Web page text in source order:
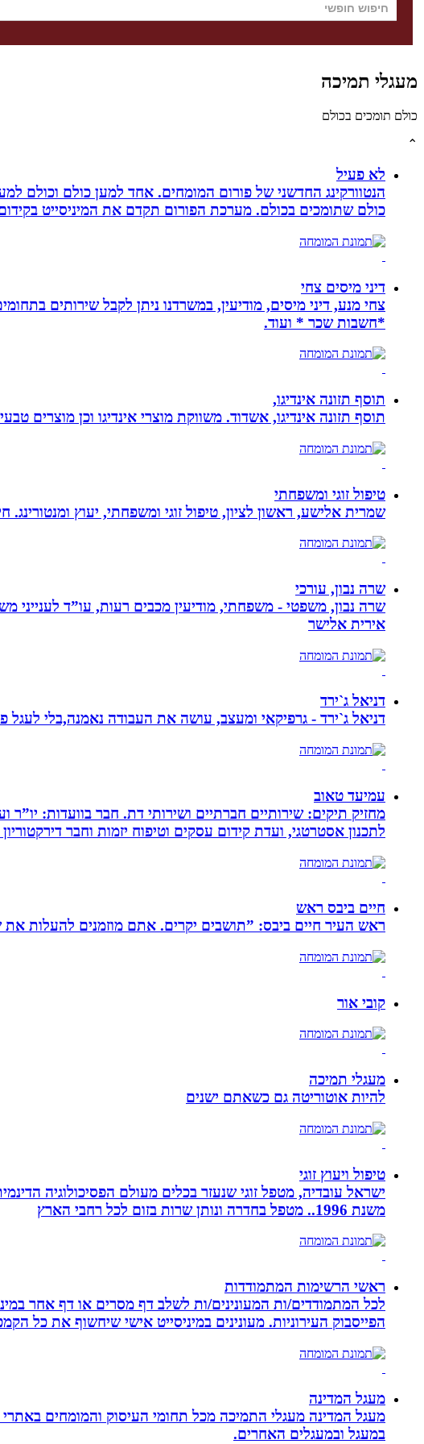
מעגלי תמיכה
כולם תומכים בכולם
⌃
לא פעיל
הנטוורקינג החדשני של פורום המומחים. אחד למען כולם
כולם שתומכים בכולם. מערכת הפורום תקדם את המיניסייט בקידום
דיני מיסים צחי
צחי מנע, דיני מיסים, מודיעין, במשרדנו ניתן לקבל שירותים
*חשבות שכר * ועוד.
תוסף תזונה אינדיגו,
תוסף תזונה אינדיגו, אשדוד. משווקת מוצרי אינדיגו וכן מוצרים
טיפול זוגי ומשפחתי
שמרית אלישע, ראשון לציון, טיפול זוגי ומשפחתי, יעוץ
שרה נבון, עורכי
שרה נבון, משפטי - משפחתי, מודיעין מכבים רעות, עו”ד
אירית אלישר
דניאל ג`ירד
דניאל ג`ירד - גרפיקאי ומעצב, עושה את העבודה נאמנה,בלי לעגל
עמיעד טאוב
מחזיק תיקים: שירותיים חברתיים ושירותי דת. חבר בוועדות:
לתכנון אסטרטגי, ועדת קידום עסקים וטיפוח יזמות וחבר
חיים ביבס ראש
ראש העיר חיים ביבס: ”תושבים יקרים. אתם מוזמנים להעלות
קובי אור
מעגלי תמיכה
להיות אוטוריטה גם כשאתם ישנים
טיפול ויעוץ זוגי
ישראל עובדיה, מטפל זוגי שנעזר בכלים מעולם הפסיכולוגיה
משנת 1996.. מטפל בחדרה ונותן שרות בזום לכל רחבי הארץ
ראשי הרשימות המתמודדות
לכל המתמודדים/ות המעונינים/ות לשלב דף מסרים או דף אחר
הפייסבוק העירוניות. מעונינים במיניסייט אישי שיחשוף את כל הקמפיין שלכם ב 14 קישורים? פנוי אלי
מעגל המדינה
מעגל המדינה מעגלי התמיכה מכל תחומי העיסוק והמומחים
במעגל ובמעגלים האחרים.